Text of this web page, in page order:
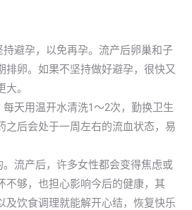
避孕，以免再孕。流产后卵巢和子
排卵。如果不坚持做好避孕，很快又
。
天用温开水清洗1～2次，勤换卫生
之后会处于一周左右的流血状态，易
流产后，许多女性都会变得焦虑或
不够，也担心影响今后的健康，其
及饮食调理就能解开心结，恢复快乐